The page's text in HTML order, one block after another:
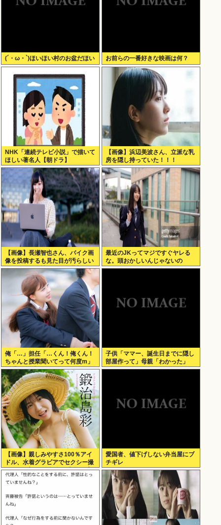
(´・ω・`)ほいほい村のお盆だほい お前らの一番好きな映画は何？
NHK「連続テレビ小説」で描いて
ほしい著名人【朝ドラ】
【画像】浜辺美波さん、立派な乳
房を隠し持っていた！！！
【画像】長瀬智也さん、バイク画
像を投稿するも見た目が汚らしい
とネットの女性たちから批判され
た結果ｗｗｗ
最近のJKってマジですぐヤレる
な。頭おかしいんじゃないの
俺「…」担任「…くん！俺くん！
ちゃんと授業聞いてって何度m」
俺「(───来るッ！)」
子供「ママー、誕生日までに隠し
部屋作って」母親「わかった」
【画像】親しみやすさ100％アイ
ドル、水着グラビアでセクシー撮
wwwアプガ鍛治島彩、「週刊プレ
イボーイ」で美スタイルを大解
放！！！
愛国者、値下げしない弁当屋にブ
チギレ